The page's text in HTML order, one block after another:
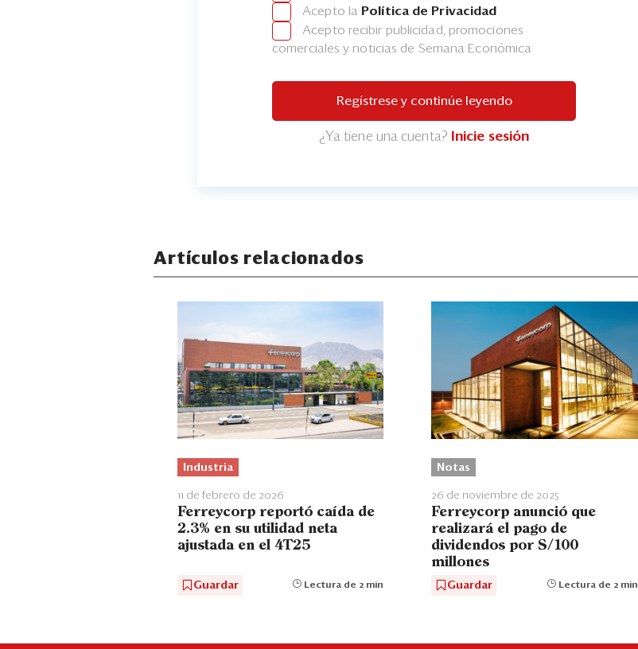
Acepto la Política de Privacidad
Acepto recibir publicidad, promociones
comerciales y noticias de Semana Económica
Regístrese y continúe leyendo
¿Ya tiene una cuenta? Inicie sesión
Artículos relacionados
Industria
11 de febrero de 2026
Ferreycorp reportó caída de
2.3% en su utilidad neta
ajustada en el 4T25
Guardar Lectura de 2 min
Notas
26 de noviembre de 2025
Ferreycorp anunció que
realizará el pago de
dividendos por S/100
millones
Guardar Lectura de 2 min